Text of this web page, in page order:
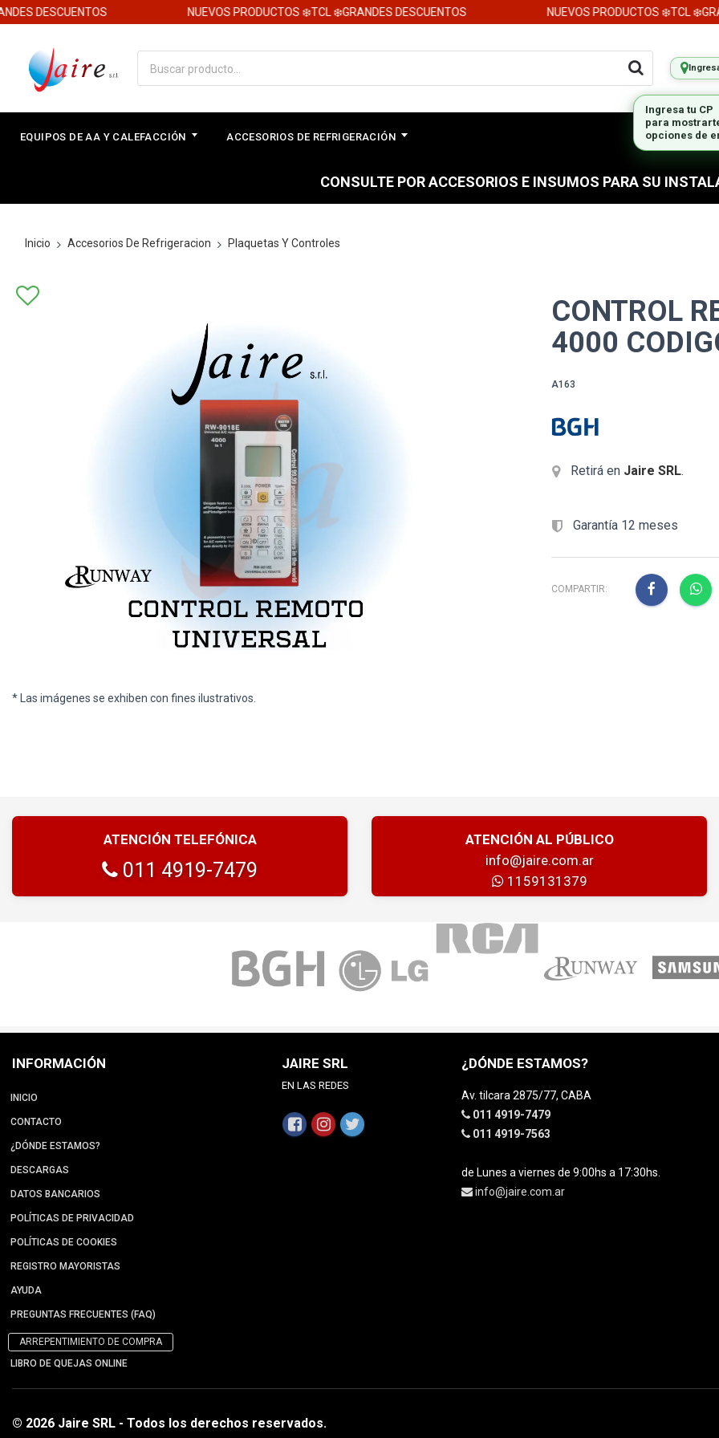
DESCUENTOS NUEVOS PRODUCTOS ❄️TCL ❄️GRANDES DESCUENTOS NUEVOS PRODUCTOS ❄️TCL
EQUIPOS DE AA Y CALEFACCIÓN ACCESORIOS DE REFRIGERACIÓN
CONSULTE POR ACCESORIOS E INSUMOS PARA SU
Inicio Accesorios De Refrigeracion Plaquetas Y Controles
* Las imágenes se exhiben con fines ilustrativos.
CONTROL
4000
A163
Retirá en Jaire SRL.
Garantía 12 meses
COMPARTIR:
ATENCIÓN TELEFÓNICA
011 4919-7479
ATENCIÓN AL PÚBLICO
info@jaire.com.ar
1159131379
INFORMACIÓN
INICIO
CONTACTO
¿DÓNDE ESTAMOS?
DESCARGAS
DATOS BANCARIOS
POLÍTICAS DE PRIVACIDAD
POLÍTICAS DE COOKIES
REGISTRO MAYORISTAS
AYUDA
PREGUNTAS FRECUENTES (FAQ)
ARREPENTIMIENTO DE COMPRA
LIBRO DE QUEJAS ONLINE
JAIRE SRL
EN LAS REDES
¿DÓNDE ESTAMOS?
Av. tilcara 2875/77, CABA
011 4919-7479
011 4919-7563
de Lunes a viernes de 9:00hs a 17:30hs.
info@jaire.com.ar
© 2026 Jaire SRL - Todos los derechos reservados.
Ingresa tu CP
para
opciones de